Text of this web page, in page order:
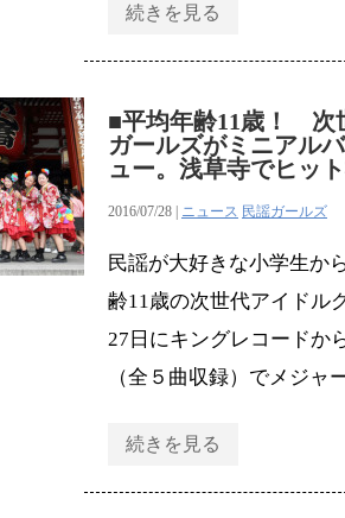
続きを見る
■平均年齢11歳！ 次
ガールズがミニアル
ュー。浅草寺でヒッ
2016/07/28 | ニュース 民謡ガールズ
民謡が大好きな小学生か
齢11歳の次世代アイドル
27日にキングレコードか
（全５曲収録）でメジャ
続きを見る